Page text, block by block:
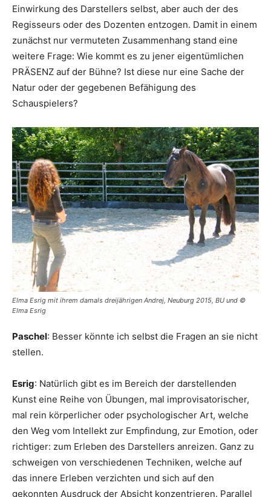
Einwirkung des Darstellers selbst, aber auch der des
Regisseurs oder des Dozenten entzogen. Damit in einem
zunächst nur vermuteten Zusammenhang stand eine
weitere Frage: Wie kommt es zu jener eigentümlichen
PRÄSENZ auf der Bühne? Ist diese nur eine Sache der
Natur oder der gegebenen Befähigung des
Schauspielers?
Elma Esrig mit ihrem damals dreijährigen Andrej, Neuburg 2015, BU und ©
Elma Esrig
Paschel: Besser könnte ich selbst die Fragen an sie nicht
stellen.
Esrig: Natürlich gibt es im Bereich der darstellenden
Kunst eine Reihe von Übungen, mal improvisatorischer,
mal rein körperlicher oder psychologischer Art, welche
den Weg vom Intellekt zur Empfindung, zur Emotion, oder
richtiger: zum Erleben des Darstellers anreizen. Ganz zu
schweigen von verschiedenen Techniken, welche auf
das innere Erleben verzichten und sich auf den
gekonnten Ausdruck der Absicht konzentrieren. Parallel